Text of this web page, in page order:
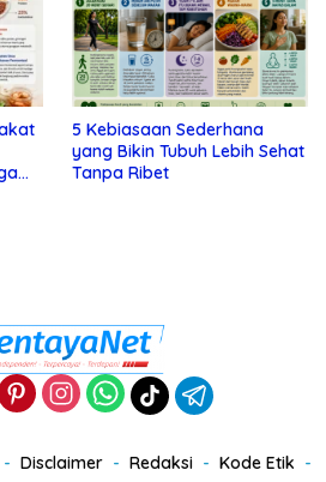
5 Kebiasaan Sederhana
yang Bikin Tubuh Lebih Sehat
Tanpa Ribet
Disclaimer Redaksi
Kode Etik